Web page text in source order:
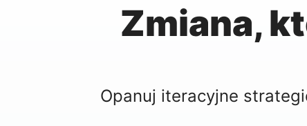
Zmiana,
Opanuj iteracyjne